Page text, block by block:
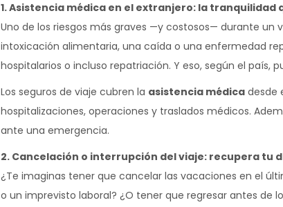
1. Asistencia médica en el extranjero: la tranquilidad
Uno de los riesgos más graves —y costosos— durante un
intoxicación alimentaria, una caída o una enfermedad
hospitalarios o incluso repatriación. Y eso, según el país,
Los seguros de viaje cubren la asistencia médica desde
hospitalizaciones, operaciones y traslados médicos.
ante una emergencia.
2. Cancelación o interrupción del viaje: recupera tu
¿Te imaginas tener que cancelar las vacaciones en el
o un imprevisto laboral? ¿O tener que regresar antes de